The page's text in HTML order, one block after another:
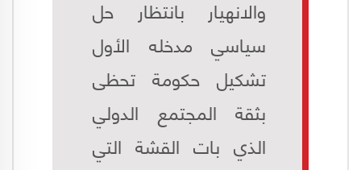
والانهيار بانتظار حل
سياسي مدخله الأول
تشكيل حكومة تحظى
بثقة المجتمع الدولي
الذي بات القشة التي